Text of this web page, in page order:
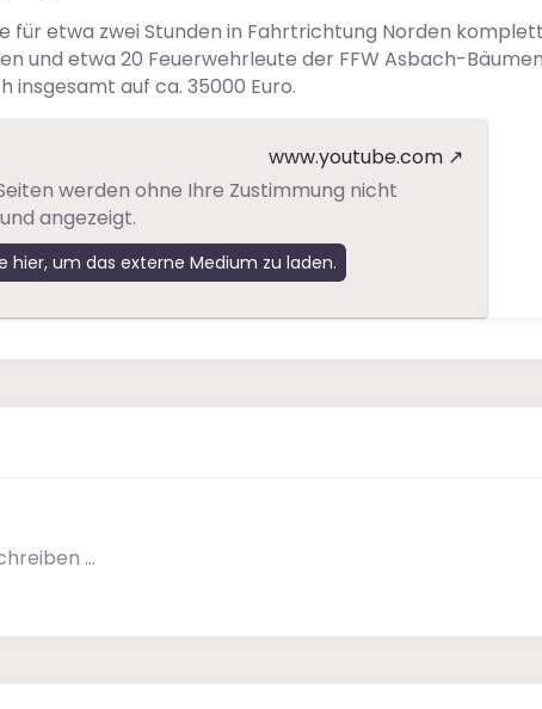
für etwa zwei Stunden in Fahrtrichtung Norden
und etwa 20 Feuerwehrleute der FFW Asbach-
insgesamt auf ca. 35000 Euro.
www.youtube.com
werden ohne Ihre Zustimmung nicht
angezeigt.
hier, um das externe Medium zu laden.
…